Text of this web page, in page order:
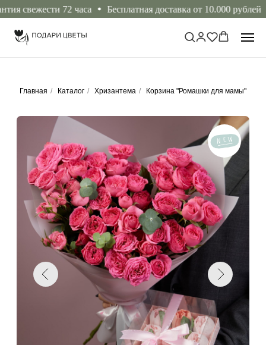
свежести 72 часа Бесплатная доставка от 10.000 рублей
Главная / Каталог / Хризантема / Корзина "Ромашки для мамы"
София"Букет «Вау —